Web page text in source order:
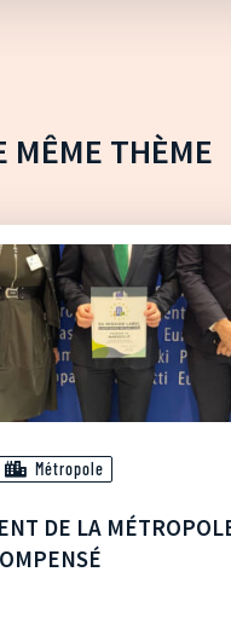
MÊME THÈME
Métropole
DE LA